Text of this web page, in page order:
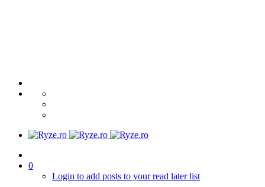
0
Login to add posts to your read later list